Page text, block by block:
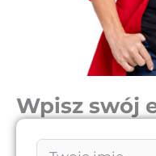
Wpisz swój